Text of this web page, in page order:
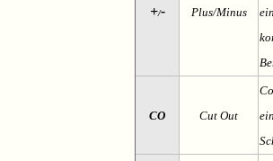
+/- Plus/Minus
CO Cut Out